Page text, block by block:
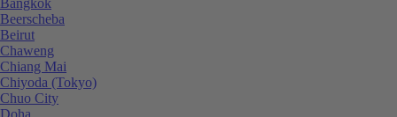
Beerscheba
Beirut
Chaweng
Chiang Mai
Chiyoda (Tokyo)
Chuo City
Doha